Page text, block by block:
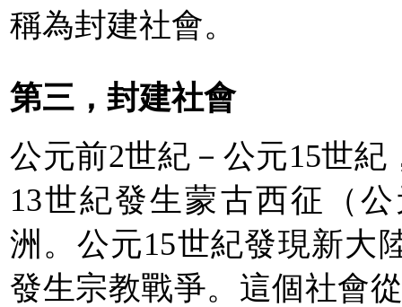
稱為封建社會。
第三，封建社會
公元前2世紀－公元15世
13世紀發生蒙古西征（
洲。公元15世紀發現新大
發生宗教戰爭。這個社會